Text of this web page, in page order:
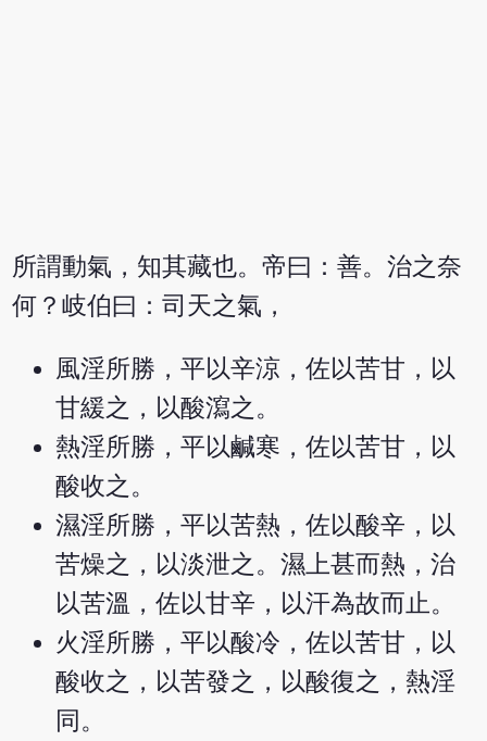
所謂動氣，知其藏也。帝曰：善。治之奈
何？岐伯曰：司天之氣，
風淫所勝，平以辛涼，佐以苦甘，以
甘緩之，以酸瀉之。
熱淫所勝，平以鹹寒，佐以苦甘，以
酸收之。
濕淫所勝，平以苦熱，佐以酸辛，以
苦燥之，以淡泄之。濕上甚而熱，治
以苦溫，佐以甘辛，以汗為故而止。
火淫所勝，平以酸冷，佐以苦甘，以
酸收之，以苦發之，以酸復之，熱淫
同。